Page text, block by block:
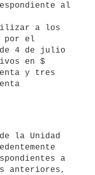
al
a los
por el
de 4 de julio
en $
y tres
a
anteriores,